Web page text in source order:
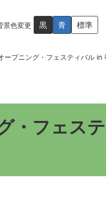
景色変更 黒 青 標準
ープニング・フェスティバル in
・フェス